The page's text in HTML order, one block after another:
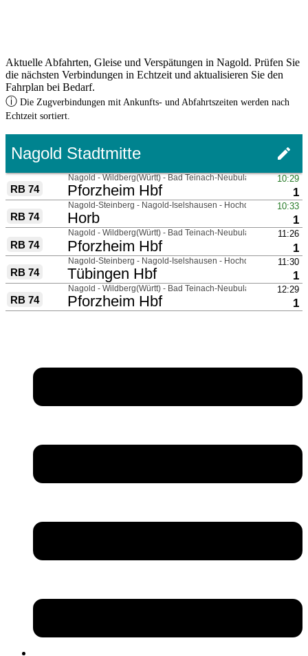
Aktuelle Abfahrten, Gleise und Verspätungen in Nagold. Prüfen Sie
die nächsten Verbindungen in Echtzeit und aktualisieren Sie den
Fahrplan bei Bedarf.
ⓘ Die Zugverbindungen mit Ankunfts- und Abfahrtszeiten werden nach
Echtzeit sortiert.